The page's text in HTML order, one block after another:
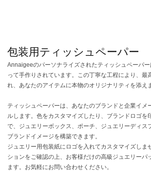
包装用ティッシュペーパー
Annaigeeのパーソナライズされたティッシュペーパ
って手作りされています。この丁寧な工程により、最
れ、あなたのアイテムに本物のオリジナリティを添え
ティッシュペーパーは、あなたのブランドと企業イメ
ルします。色をカスタマイズしたり、ブランドロゴを
で、ジュエリーボックス、ポーチ、ジュエリーディス
ブランドイメージを構築できます。
ジュエリー用包装紙にロゴを入れてカスタマイズしま
ションをご確認の上、お客様だけの高級ジュエリーパ
ます。お気軽にお問い合わせください。